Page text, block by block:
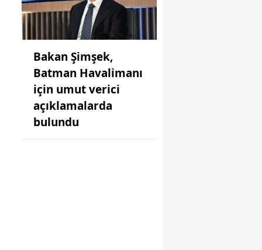
Bakan Şimşek,
Batman Havalimanı
için umut verici
açıklamalarda
bulundu